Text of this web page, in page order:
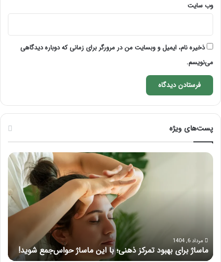
وب‌ سایت
ذخیره نام، ایمیل و وبسایت من در مرورگر برای زمانی که دوباره دیدگاهی
می‌نویسم.
پست‌های ویژه
ماساژ
حواس‌جمع
شوید!
مرداد 6, 1404
ماساژ برای بهبود تمرکز ذهنی؛ با این ماساژ حواس‌جمع شوید!
از